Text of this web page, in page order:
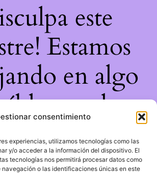
consentimiento
experiencias, utilizamos tecnologías como las
y/o acceder a la información del dispositivo. El
tecnologías nos permitirá procesar datos como
o las identificaciones únicas en este
este
Estamos
en algo
¡vuelve
pronto!